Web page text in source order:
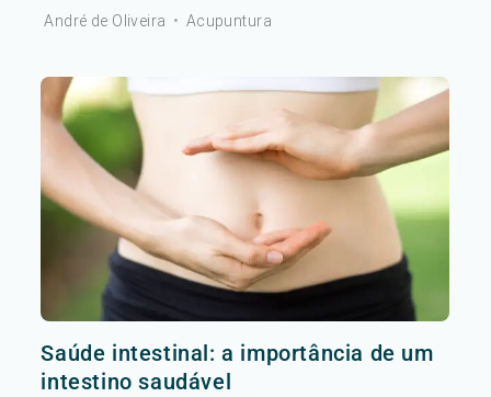
André de Oliveira • Acupuntura
Saúde intestinal: a importância de um
intestino saudável